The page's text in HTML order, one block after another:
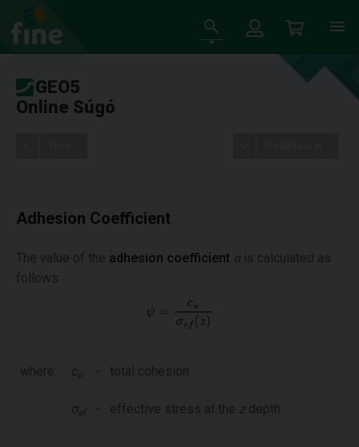
GEO5
Online Súgó
Adhesion Coefficient
The value of the adhesion coefficient α is calculated as
follows:
where: c u - total cohesion
σef - effective stress at the zdepth